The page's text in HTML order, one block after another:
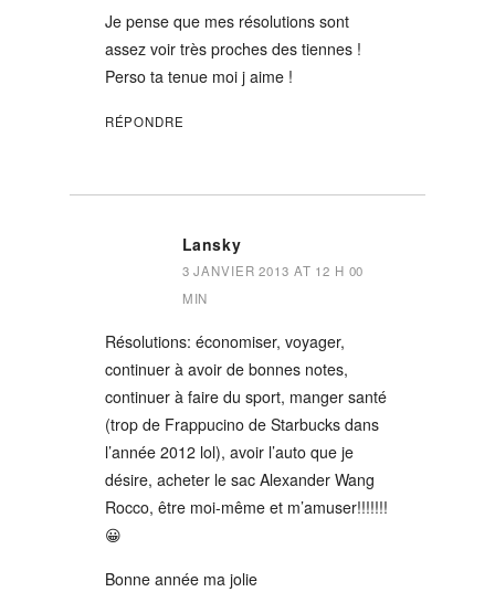
Je pense que mes résolutions sont
assez voir très proches des tiennes !
Perso ta tenue moi j aime !
RÉPONDRE
Lansky
3 JANVIER 2013 AT 12 H 00
MIN
Résolutions: économiser, voyager,
continuer à avoir de bonnes notes,
continuer à faire du sport, manger santé
(trop de Frappucino de Starbucks dans
l’année 2012 lol), avoir l’auto que je
désire, acheter le sac Alexander Wang
Rocco, être moi-même et m’amuser!!!!!!!
😀
Bonne année ma jolie